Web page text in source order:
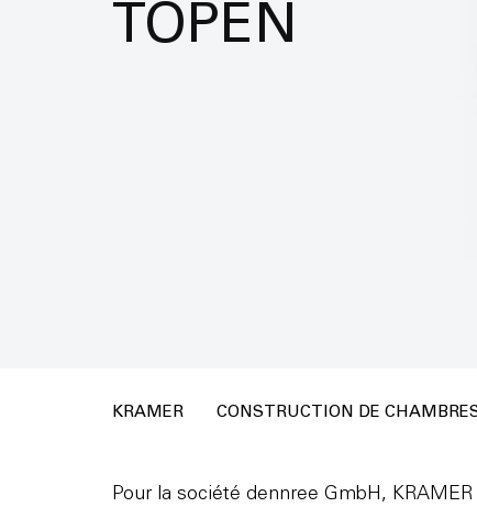
TÖPEN
KRAMER CONSTRUCTION DE
Pour la société dennree GmbH,